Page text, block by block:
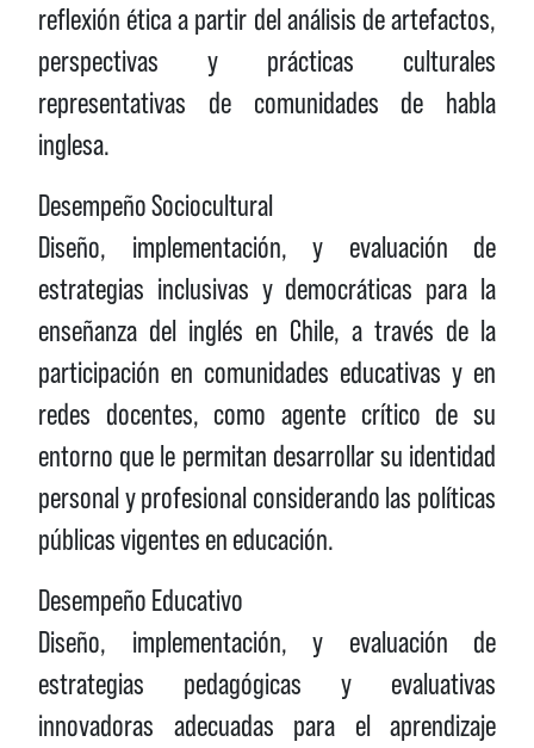
reflexión ética a partir del análisis de artefactos,
perspectivas y prácticas culturales
representativas de comunidades de habla
inglesa.
Desempeño Sociocultural
Diseño, implementación, y evaluación de
estrategias inclusivas y democráticas para la
enseñanza del inglés en Chile, a través de la
participación en comunidades educativas y en
redes docentes, como agente crítico de su
entorno que le permitan desarrollar su identidad
personal y profesional considerando las políticas
públicas vigentes en educación.
Desempeño Educativo
Diseño, implementación, y evaluación de
estrategias pedagógicas y evaluativas
innovadoras adecuadas para el aprendizaje